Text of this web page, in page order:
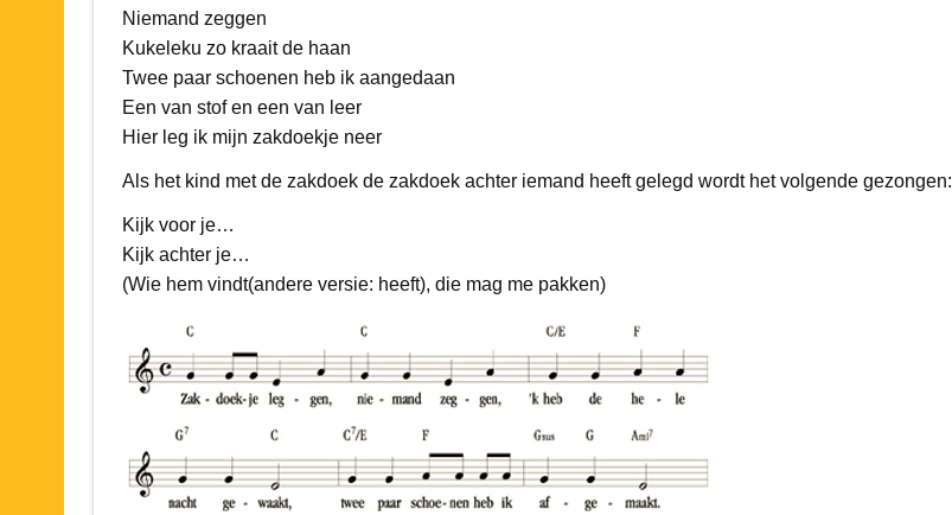
Niemand zeggen
Kukeleku zo kraait de haan
Twee paar schoenen heb ik aangedaan
Een van stof en een van leer
Hier leg ik mijn zakdoekje neer
Als het kind met de zakdoek de zakdoek achter iemand heeft gelegd wordt het volgende gezongen:
Kijk voor je…
Kijk achter je…
(Wie hem vindt(andere versie: heeft), die mag me pakken)